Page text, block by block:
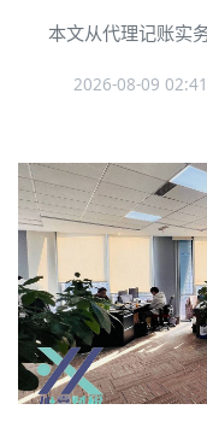
本文从代理记账实
2026-08-09